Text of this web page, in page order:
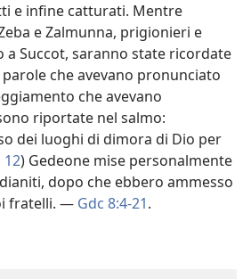
e infine catturati. Mentre
e Zalmunna, prigionieri e
a Succot, saranno state ricordate
che avevano pronunciato
che avevano
riportate nel salmo:
dei luoghi di dimora di Dio per
12) Gedeone mise personalmente
dopo che ebbero ammesso
fratelli. — Gdc 8:4-21.